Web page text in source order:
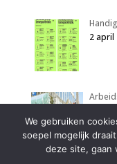
2 april
We gebruiken
soepel mogelijk
deze site, gaan